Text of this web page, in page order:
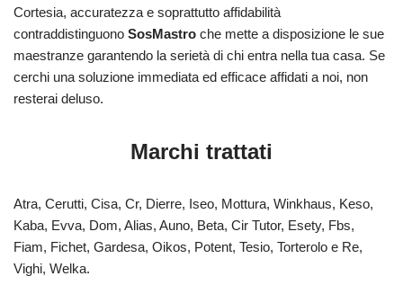
Cortesia, accuratezza e soprattutto affidabilità
contraddistinguono SosMastro che mette a disposizione le sue
maestranze garantendo la serietà di chi entra nella tua casa. Se
cerchi una soluzione immediata ed efficace affidati a noi, non
resterai deluso.
Marchi trattati
Atra, Cerutti, Cisa, Cr, Dierre, Iseo, Mottura, Winkhaus, Keso,
Kaba, Evva, Dom, Alias, Auno, Beta, Cir Tutor, Esety, Fbs,
Fiam, Fichet, Gardesa, Oikos, Potent, Tesio, Torterolo e Re,
Vighi, Welka.